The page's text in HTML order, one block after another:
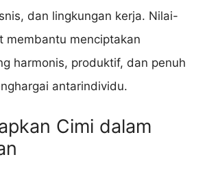
dan lingkungan kerja. Nilai-
membantu menciptakan
harmonis, produktif, dan penuh
antarindividu.
Cimi dalam